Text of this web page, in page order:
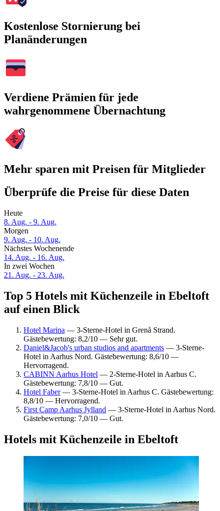
Kostenlose Stornierung bei
Planänderungen
Verdiene Prämien für jede
wahrgenommene Übernachtung
Mehr sparen mit Preisen für Mitglieder
Überprüfe die Preise für diese Daten
Heute
8. Aug. - 9. Aug.
Morgen
9. Aug. - 10. Aug.
Nächstes Wochenende
14. Aug. - 16. Aug.
In zwei Wochen
21. Aug. - 23. Aug.
Top 5 Hotels mit Küchenzeile in Ebeltoft
auf einen Blick
Hotel Marina — 3-Sterne-Hotel in Grenå Strand.
Gästebewertung: 8,2/10 — Sehr gut.
Daniel&Jacob's urban studios and apartments — 3-Sterne-
Hotel in Aarhus Nord. Gästebewertung: 8,6/10 —
Hervorragend.
CABINN Aarhus Hotel — 2-Sterne-Hotel in Aarhus C.
Gästebewertung: 7,8/10 — Gut.
Hotel Faber— 3-Sterne-Hotel in Aarhus C. Gästebewertung:
8,8/10 — Hervorragend.
First Camp Aarhus Jylland — 3-Sterne-Hotel in Aarhus Nord.
Gästebewertung: 7,0/10 — Gut.
Hotels mit Küchenzeile in Ebeltoft